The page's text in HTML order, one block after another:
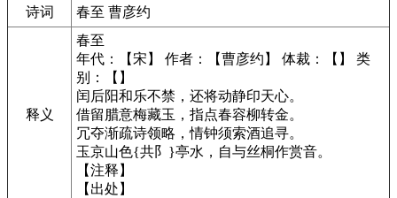
诗词 春至 曹彦约
释义
春至
年代：【宋】 作者：【曹彦约】 体裁：【】 类
别：【】
闰后阳和乐不禁，还将动静印天心。
借留腊意梅藏玉，指点春容柳转金。
冗夺渐疏诗领略，情钟须索酒追寻。
玉京山色{共阝}亭水，自与丝桐作赏音。
【注释】
【出处】